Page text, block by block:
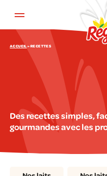
ACCUEIL»RECETTES
Des recettes simples,
gourmandes avec les